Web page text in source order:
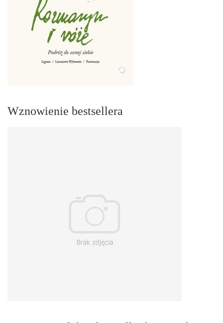
Wznowienie bestsellera